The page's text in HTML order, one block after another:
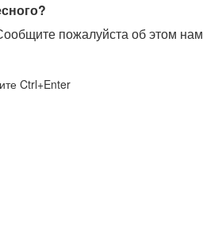
пожалуйста об этом
Ctrl+Enter